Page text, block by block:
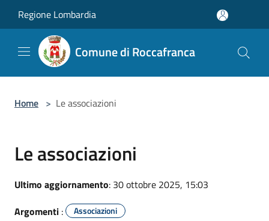
Regione Lombardia
Comune di Roccafranca
Home > Le associazioni
Le associazioni
Ultimo aggiornamento: 30 ottobre 2025, 15:03
Argomenti : Associazioni